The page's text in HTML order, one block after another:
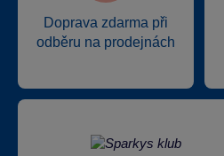
Doprava zdarma při
odběru na prodejnách